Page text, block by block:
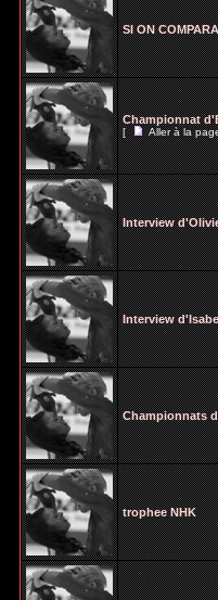
SI ON
Championnat
[ Aller à la
Interview
Interview
Championnats
trophee NHK